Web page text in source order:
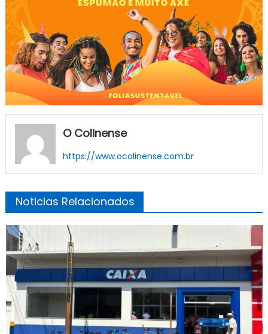
O Colinense
https://www.ocolinense.com.br
Noticias Relacionados